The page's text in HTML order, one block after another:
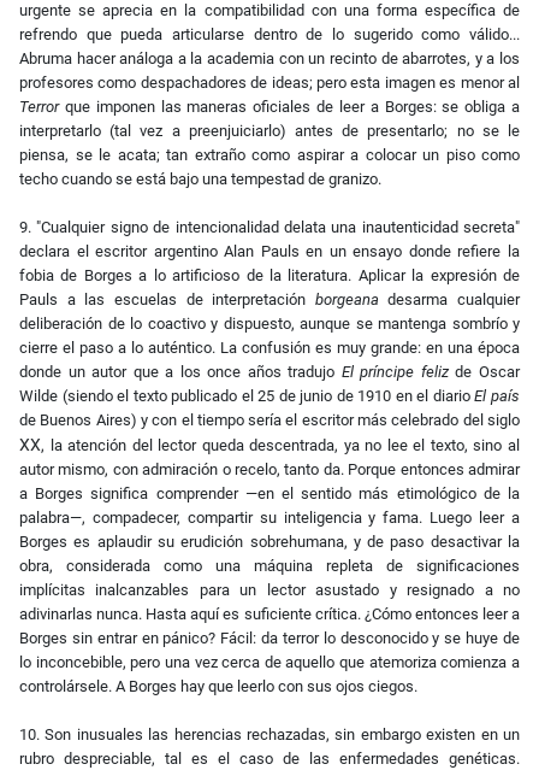
urgente se aprecia en la compatibilidad con una forma específica de
refrendo que pueda articularse dentro de lo sugerido como válido...
Abruma hacer análoga a la academia con un recinto de abarrotes, y a los
profesores como despachadores de ideas; pero esta imagen es menor al
Terrorque imponen las maneras oficiales de leer a Borges: se obliga a
interpretarlo (tal vez a preenjuiciarlo) antes de presentarlo; no se le
piensa, se le acata; tan extraño como aspirar a colocar un piso como
techo cuando se está bajo una tempestad de granizo.
9. "Cualquier signo de intencionalidad delata una inautenticidad secreta"
declara el escritor argentino Alan Pauls en un ensayo donde refiere la
fobia de Borges a lo artificioso de la literatura. Aplicar la expresión de
Pauls a las escuelas de interpretación borgeana desarma cualquier
deliberación de lo coactivo y dispuesto, aunque se mantenga sombrío y
cierre el paso a lo auténtico. La confusión es muy grande: en una época
donde un autor que a los once años tradujo El príncipe felizde Oscar
Wilde (siendo el texto publicado el 25 de junio de 1910 en el diarioEl país
de Buenos Aires) y con el tiempo sería el escritor más celebrado del siglo
XX, la atención del lector queda descentrada, ya no lee el texto, sino al
autor mismo, con admiración o recelo, tanto da. Porque entonces admirar
a Borges significa comprender —en el sentido más etimológico de la
palabra—, compadecer, compartir su inteligencia y fama. Luego leer a
Borges es aplaudir su erudición sobrehumana, y de paso desactivar la
obra, considerada como una máquina repleta de significaciones
implícitas inalcanzables para un lector asustado y resignado a no
adivinarlas nunca. Hasta aquí es suficiente crítica. ¿Cómo entonces leer a
Borges sin entrar en pánico? Fácil: da terror lo desconocido y se huye de
lo inconcebible, pero una vez cerca de aquello que atemoriza comienza a
controlársele. A Borges hay que leerlo con sus ojos ciegos.
10. Son inusuales las herencias rechazadas, sin embargo existen en un
rubro despreciable, tal es el caso de las enfermedades genéticas.